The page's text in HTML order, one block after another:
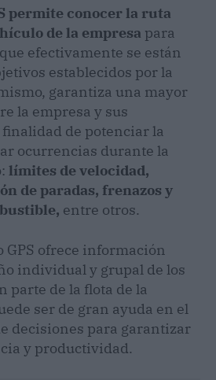
permite conocer la ruta
de la empresa para
efectivamente se están
establecidos por la
garantiza una mayor
la empresa y sus
de potenciar la
ocurrencias durante la
límites de velocidad,
de paradas, frenazos y
entre otros.
GPS ofrece información
individual y grupal de los
parte de la flota de la
ser de gran ayuda en el
decisiones para garantizar
y productividad.